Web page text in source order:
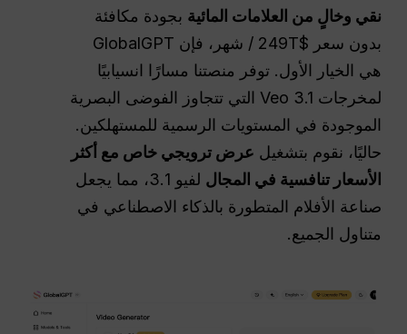
نقي وخالٍ من العلامات المائية بجودة مكافئة
بدون سعر $249T / شهر، فإن GlobalGPT
هي الخيار الأول. توفر منصتنا مسارًا انسيابيًا
لمخرجات Veo 3.1 التي تتجاوز الفوضى البصرية
الموجودة في المستويات الرسمية للمستهلكين.
حاليًا، نقوم بتشغيل عرض ترويجي خاص مع أكثر
الأسعار تنافسية في المجال
لفيو 3.1، مما يجعل
صناعة الأفلام المتطورة بالذكاء الاصطناعي في
متناول الجميع.